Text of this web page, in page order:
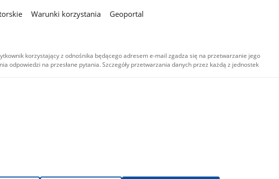
Warunki korzystania
Geoportal
korzystający z odnośnika będącego adresem e-mail zgadza się na przetwarzanie jego
odpowiedzi na przesłane pytania. Szczegóły przetwarzania danych przez każdą z jednostek
są
samych
audio i wideo,
niekomercyjne -
inaczej.